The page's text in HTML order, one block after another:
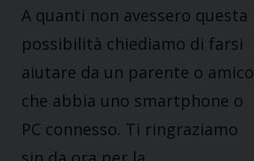
A quanti non avessero questa
possibilità chiediamo di farsi
aiutare da un parente o amico
che abbia uno smartphone o
PC connesso. Ti ringraziamo